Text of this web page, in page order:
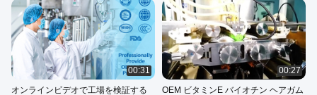
ルをサポート、無糖、カスタム処方
00:31
オンラインビデオで工場を検証する
00:27
OEM ビタミンE バイオチン ヘアガム